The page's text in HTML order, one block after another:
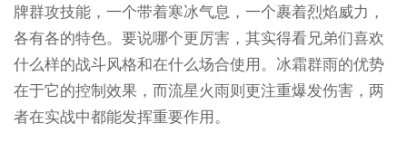
牌群攻技能，一个带着寒冰气息，一个裹着烈焰威力，
各有各的特色。要说哪个更厉害，其实得看兄弟们喜欢
什么样的战斗风格和在什么场合使用。冰霜群雨的优势
在于它的控制效果，而流星火雨则更注重爆发伤害，两
者在实战中都能发挥重要作用。